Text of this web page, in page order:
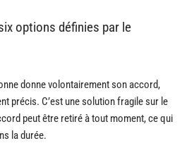
options définies par le
donne volontairement son accord,
précis. C’est une solution fragile sur le
peut être retiré à tout moment, ce qui
la durée.